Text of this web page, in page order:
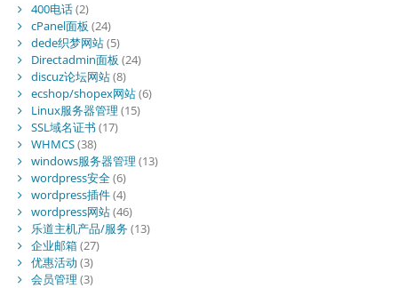
400电话(2)
cPanel面板 (24)
dede织梦网站(5)
Directadmin面板 (24)
discuz论坛网站(8)
ecshop/shopex网站(6)
Linux服务器管理 (15)
SSL域名证书 (17)
WHMCS(38)
windows服务器管理 (13)
wordpress安全(6)
wordpress插件(4)
wordpress网站(46)
乐道主机产品/服务(13)
企业邮箱(27)
优惠活动 (3)
会员管理 (3)